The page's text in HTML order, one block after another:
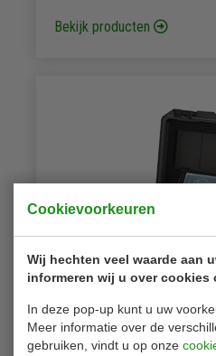
Cookievoorkeuren
Wij hechten veel waarde aan
informeren wij u over cookies
In deze pop-up kunt u uw
Meer informatie over de
gebruiken, vindt u op onze
Bekijk producten